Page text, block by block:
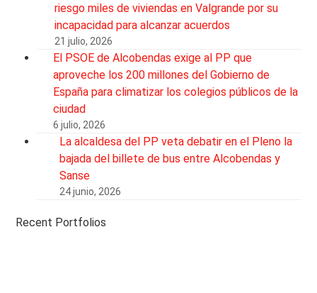
riesgo miles de viviendas en Valgrande por su
incapacidad para alcanzar acuerdos
21 julio, 2026
El PSOE de Alcobendas exige al PP que
aproveche los 200 millones del Gobierno de
España para climatizar los colegios públicos de la
ciudad
6 julio, 2026
La alcaldesa del PP veta debatir en el Pleno la
bajada del billete de bus entre Alcobendas y
Sanse
24 junio, 2026
Recent Portfolios